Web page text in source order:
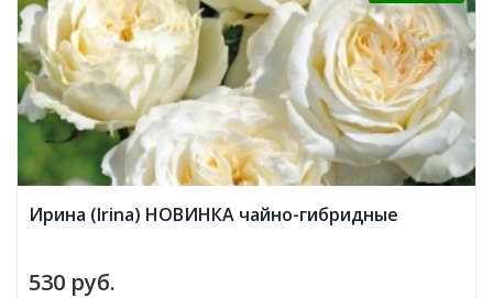
Ирина (Irina) НОВИНКА чайно-гибридные
530 руб.